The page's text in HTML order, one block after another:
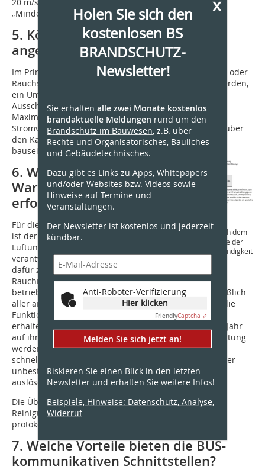
„Mindestabstand“ unterschritten werden.
5. Können mehrere Klappen
angeschlossen werden?
Im Prinzip ja. Zum Anschluss der Brandschutzklappen oder
Rauchschutzklappen können 2 Alarmrelais genutzt werden,
ein Umschaltkontakt und/oder ein Schließkontakt.
Ausschlaggebend und begrenzend ist dabei die
Maximalstrombelastung der Relais von 8 A. Die
Stromversorgung erfolgt dabei optimalerweise direkt über
den Kanalrauchmelder, kann jedoch alternativ auch
bauseitig erfolgen.
Platzierung eines
Kanalrauchmelders kurz nach dem
Kanalkrümmer. Der Rauchmelder
misst die Strömungsgeschwindigkeit
6. Wann ist eine
Wartung
erforderlich?
Für die Funktionssicherheit
ist der Betreiber der
Lüftungsanlage
verantwortlich. Dieser hat
dafür zu sorgen, dass die
Rauchmelder ständig
betriebsbereit und instandgehalten werden, einschließlich
aller angesteuerten Komponenten und Systeme. Um die
Funktion über einen längeren Zeitraum aufrecht zu
erhalten, müssen die Rauchmelder mindestens jedes Jahr
auf ihre Funktionsfähigkeit geprüft werden. Ohne Wartung
werden je nach Umgebungsbedingungen die Melder
schneller oder langsamer verschmutzen und nach einer
unbestimmten Zeit Rauchalarm, also einen Fehlalarm,
auslösen.
Die Überprüfung aller Anschlussteile, eine komplette
Reinigung und Funktionsprobe sind dabei genau zu
protokollieren.
7. Welche Vorteile bieten die BUS-
kommunikativen Schnittstellen?
x
Holen Sie sich den
kostenlosen BS
BRANDSCHUTZ-
Newsletter!
Sie erhalten alle zwei Monate kostenlos
brandaktuelle Meldungen rund um den
Brandschutz im Bauwesen, z.B. über
Rechte und Organisatorisches, Bauliches
und Gebäudetechnisches.
Dazu gibt es Links zu Apps, Whitepapers
und/oder Websites bzw. Videos sowie
Hinweise auf Termine und
Veranstaltungen.
Der Newsletter ist kostenlos und jederzeit
kündbar.
Anti-Roboter-Verifizierung
Hier klicken
FriendlyCaptcha ⇗
Melden Sie sich jetzt an!
Riskieren Sie einen Blick in den letzten
Newsletter und erhalten Sie weitere Infos!
Beispiele, Hinweise: Datenschutz, Analyse,
Widerruf